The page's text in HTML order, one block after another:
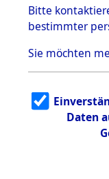
1.2.9.2
Effekten
dem KZ
1.2.9.3
Effekten
dem KZ
Bitte
bestimmter
Sie möchten
Daten